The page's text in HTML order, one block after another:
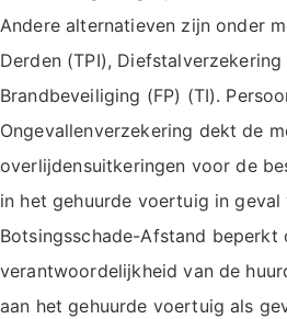
Andere alternatieven zijn onder
Derden (TPI), Diefstalverzekering
Brandbeveiliging (FP) (TI).
Ongevallenverzekering dekt de
overlijdensuitkeringen voor de
in het gehuurde voertuig in geval
Botsingsschade-Afstand beperkt
verantwoordelijkheid van de
aan het gehuurde voertuig als